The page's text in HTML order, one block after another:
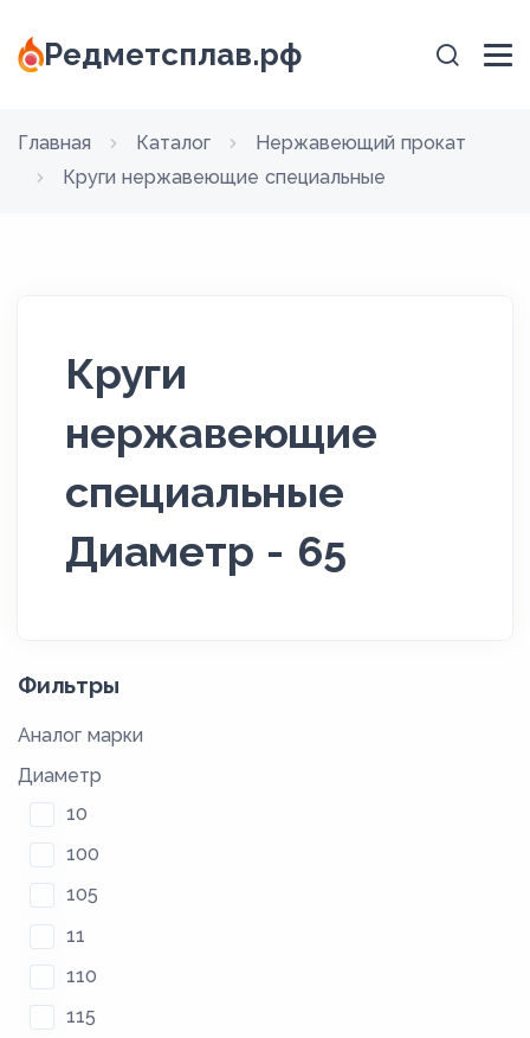
Редметсплав.рф
Главная Каталог
Нержавеющий прокат
Круги нержавеющие специальные
Круги
нержавеющие
специальные
Диаметр - 65
Фильтры
Аналог марки
Диаметр
10
100
105
11
110
115